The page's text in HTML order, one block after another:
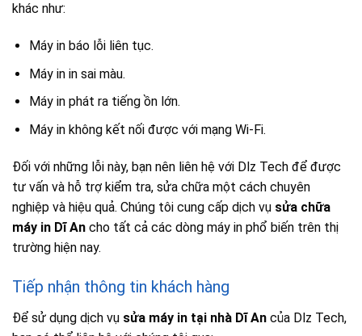
khác như:
Máy in báo lỗi liên tục.
Máy in in sai màu.
Máy in phát ra tiếng ồn lớn.
Máy in không kết nối được với mạng Wi-Fi.
Đối với những lỗi này, bạn nên liên hệ với Dlz Tech để được
tư vấn và hỗ trợ kiểm tra, sửa chữa một cách chuyên
nghiệp và hiệu quả. Chúng tôi cung cấp dịch vụ sửa chữa
máy in Dĩ An cho tất cả các dòng máy in phổ biến trên thị
trường hiện nay.
Tiếp nhận thông tin khách hàng
Để sử dụng dịch vụ sửa máy in tại nhà Dĩ An của Dlz Tech,